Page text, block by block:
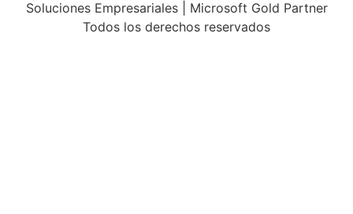
Soluciones Empresariales | Microsoft Gold Partner
Todos los derechos reservados